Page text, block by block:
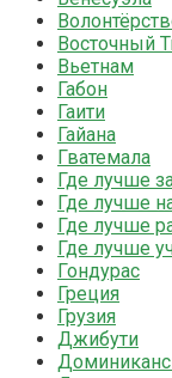
Восточный
Вьетнам
Габон
Гаити
Гайана
Гватемала
Где лучше
Где лучше
Где лучше
Где лучше
Гондурас
Греция
Грузия
Джибути